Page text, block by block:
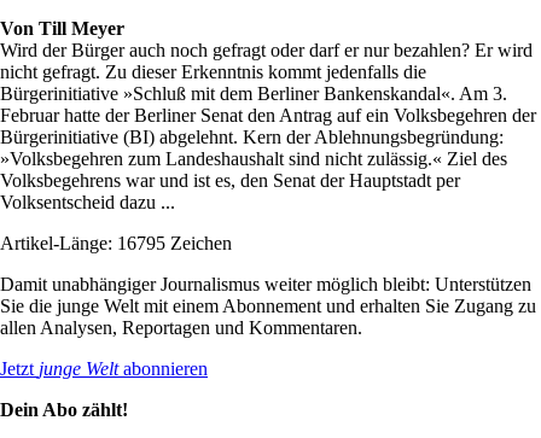
Von Till Meyer
Wird der Bürger auch noch gefragt oder darf er nur bezahlen? Er wird
nicht gefragt. Zu dieser Erkenntnis kommt jedenfalls die
Bürgerinitiative »Schluß mit dem Berliner Bankenskandal«. Am 3.
Februar hatte der Berliner Senat den Antrag auf ein Volksbegehren der
Bürgerinitiative (BI) abgelehnt. Kern der Ablehnungsbegründung:
»Volksbegehren zum Landeshaushalt sind nicht zulässig.« Ziel des
Volksbegehrens war und ist es, den Senat der Hauptstadt per
Volksentscheid dazu ...
Artikel-Länge: 16795 Zeichen
Damit unabhängiger Journalismus weiter möglich bleibt: Unterstützen
Sie die junge Welt mit einem Abonnement und erhalten Sie Zugang zu
allen Analysen, Reportagen und Kommentaren.
Jetzt junge Weltabonnieren
Dein Abo zählt!